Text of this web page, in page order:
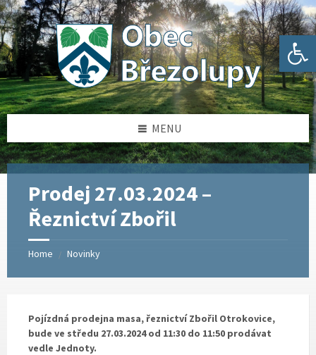
Open toolbar
Skip
to
content
Skip
to
left
sidebar
Skip
to
right
sidebar
Skip
to
footer
MENU
Prodej 27.03.2024 –
Řeznictví Zbořil
Home / Novinky
Pojízdná prodejna masa, řeznictví Zbořil Otrokovice,
bude ve středu 27.03.2024 od 11:30 do 11:50 prodávat
vedle Jednoty.